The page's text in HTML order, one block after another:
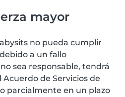
mayor
no pueda cumplir
a un fallo
sea responsable, tendrá
de Servicios de
parcialmente en un plazo